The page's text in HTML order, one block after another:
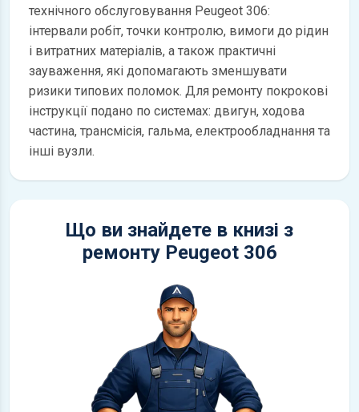
технічного обслуговування Peugeot 306:
інтервали робіт, точки контролю, вимоги до рідин
і витратних матеріалів, а також практичні
зауваження, які допомагають зменшувати
ризики типових поломок. Для ремонту покрокові
інструкції подано по системах: двигун, ходова
частина, трансмісія, гальма, електрообладнання та
інші вузли.
Що ви знайдете в книзі з
ремонту Peugeot 306